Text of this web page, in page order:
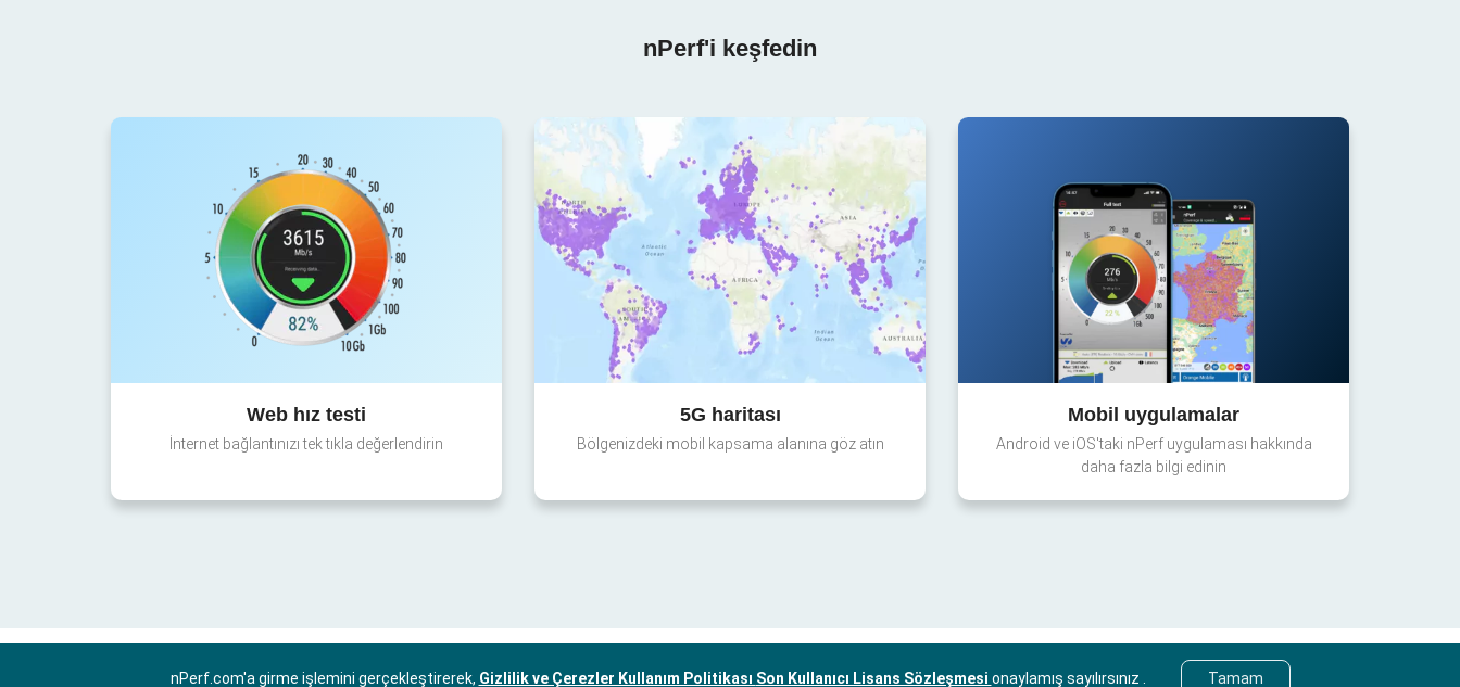
nPerf'i keşfedin
Web hız testi
İnternet bağlantınızı tek tıkla değerlendirin
5G haritası
Bölgenizdeki mobil kapsama alanına göz atın
Mobil uygulamalar
Android ve iOS'taki nPerf uygulaması hakkında
daha fazla bilgi edinin
nPerf.com'a girme işlemini gerçekleştirerek, Gizlilik ve Çerezler Kullanım Politikası Son Kullanıcı Lisans Sözleşmesi onaylamış sayılırsınız . Tamam